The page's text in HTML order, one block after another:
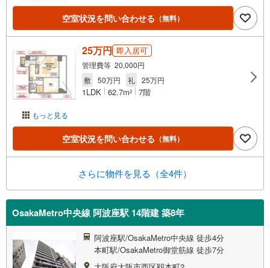
空室状況を問い合わせる （無料）
もっと見る
25万円 即入居可
管理費等 20,000円
敷
50万円 礼 25万円
1LDK 62.7m2 7階
空室状況を問い合わせる （無料）
さらに物件を見る（全4件）
OsakaMetro中央線 阿波座駅 14階建 築8年
阿波座駅/OsakaMetro中央線 徒歩4分
本町駅/OsakaMetro御堂筋線 徒歩7分